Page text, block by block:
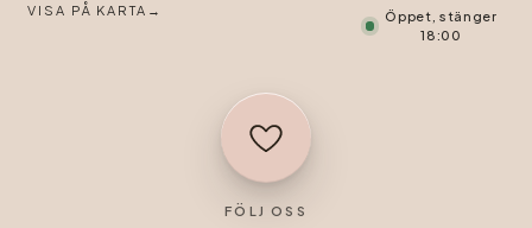
VISA PÅ KARTA →
Öppet, stänger
18:00
FÖLJ OSS